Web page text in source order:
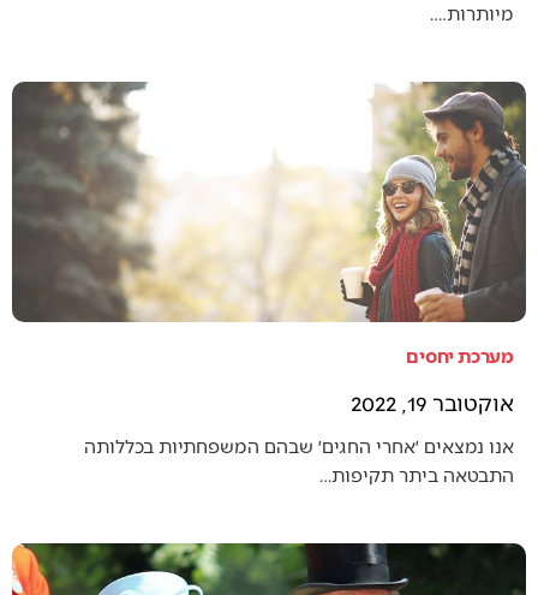
מיותרות.…
מערכת יחסים
אוקטובר 19, 2022
אנו נמצאים ׳אחרי החגים׳ שבהם המשפחתיות בכללותה
התבטאה ביתר תקיפות…